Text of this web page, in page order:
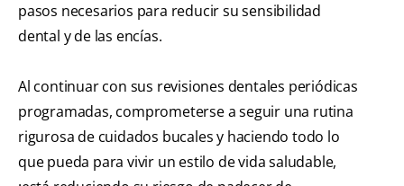
pasos necesarios para reducir su sensibilidad
dental y de las encías.
Al continuar con sus revisiones dentales periódicas
programadas, comprometerse a seguir una rutina
rigurosa de cuidados bucales y haciendo todo lo
que pueda para vivir un estilo de vida saludable,